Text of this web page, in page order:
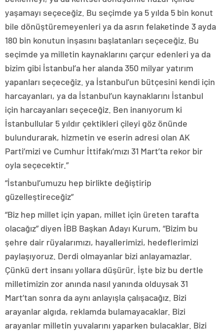
yaşamayı seçeceğiz. Bu seçimde ya 5 yılda 5 bin konut
bile dönüştüremeyenleri ya da asrın felaketinde 3 ayda
180 bin konutun inşasını başlatanları seçeceğiz. Bu
seçimde ya milletin kaynaklarını çarçur edenleri ya da
bizim gibi İstanbul’a her alanda 350 milyar yatırım
yapanları seçeceğiz. ya İstanbul’un bütçesini kendi için
harcayanları, ya da İstanbul’un kaynaklarını İstanbul
için harcayanları seçeceğiz. Ben inanıyorum ki
İstanbullular 5 yıldır çektikleri çileyi göz önünde
bulundurarak, hizmetin ve eserin adresi olan AK
Parti’mizi ve Cumhur İttifakı’mızı 31 Mart’ta rekor bir
oyla seçecektir.”
“İstanbul’umuzu hep birlikte değiştirip
güzelleştireceğiz”
“Biz hep millet için yapan, millet için üreten tarafta
olacağız” diyen İBB Başkan Adayı Kurum, “Bizim bu
şehre dair rüyalarımızı, hayallerimizi, hedeflerimizi
paylaşıyoruz. Derdi olmayanlar bizi anlayamazlar.
Çünkü dert insanı yollara düşürür. İşte biz bu dertle
milletimizin zor anında nasıl yanında olduysak 31
Mart’tan sonra da aynı anlayışla çalışacağız. Bizi
arayanlar algıda, reklamda bulamayacaklar. Bizi
arayanlar milletin yuvalarını yaparken bulacaklar. Bizi